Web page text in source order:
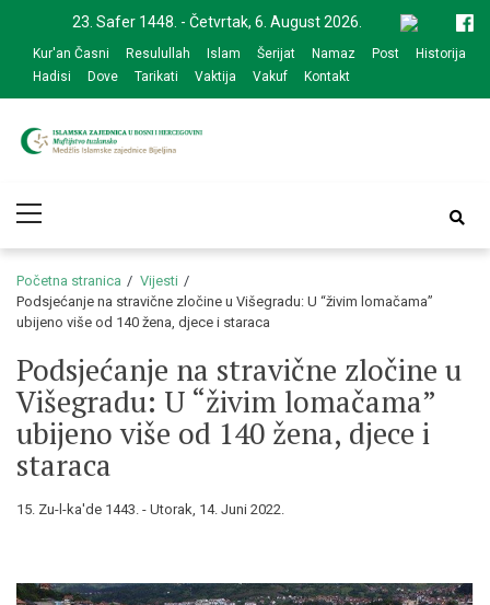
navigation
content
23. Safer 1448. - Četvrtak, 6. August 2026.
Kur'an Časni Resulullah Islam Šerijat Namaz Post
Historija
Hadisi
Dove Tarikati Vaktija Vakuf Kontakt
zajednice Bijeljina
Menu
Početna stranica
Vijesti
Podsjećanje na stravične zločine u Višegradu: U “živim lomačama”
ubijeno više od 140 žena, djece i staraca
Podsjećanje na stravične zločine u
Višegradu: U “živim lomačama”
ubijeno više od 140 žena, djece i
staraca
15. Zu-l-ka'de 1443. - Utorak, 14. Juni 2022.